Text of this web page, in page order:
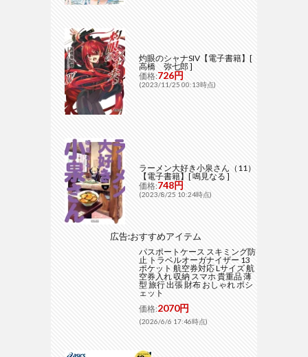
灼眼のシャナSIV【電子書籍】[
高橋 弥七郎 ]
価格:726円
(2023/11/25 00:13時点)
ラーメン大好き小泉さん（11）
【電子書籍】[ 鳴見なる ]
価格:748円
(2023/8/25 10:24時点)
広告:おすすめアイテム
パスポートケース スキミング防
止 トラベルオーガナイザー 13
ポケット 航空券対応 Lサイズ 航
空券入れ 収納 スマホ 貴重品 薄
型 旅行 出張 財布 おしゃれ ポシ
ェット
価格:2070円
(2026/6/6 17:46時点)